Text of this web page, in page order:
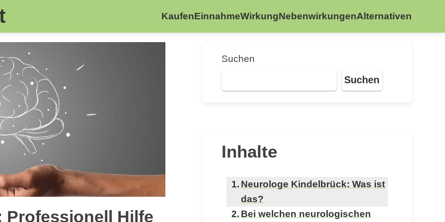
KaufenEinnahmeWirkungNebenwirkungenAlternativen
Hilfe
Suchen
Suchen
Inhalte
Neurologe Kindelbrück: Was ist
das?
Bei welchen neurologischen